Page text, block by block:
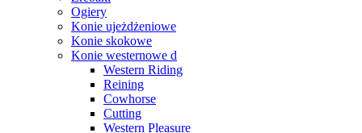
Ogiery
Konie ujeżdżeniowe
Konie skokowe
Konie westernowe d
Western Riding
Reining
Cowhorse
Cutting
Western Pleasure